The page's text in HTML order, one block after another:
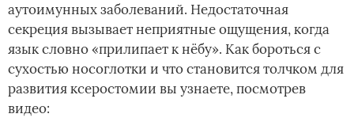
аутоимунных заболеваний. Недостаточная
секреция вызывает неприятные ощущения, когда
язык словно «прилипает к нёбу». Как бороться с
сухостью носоглотки и что становится толчком для
развития ксеростомии вы узнаете, посмотрев
видео: